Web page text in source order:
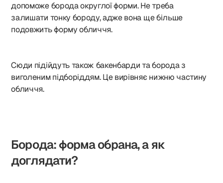
допоможе борода округлої форми. Не треба
залишати тонку бороду, адже вона ще більше
подовжить форму обличчя.
Сюди підійдуть також бакенбарди та борода з
виголеним підборіддям. Це вирівняє нижню частину
обличчя.
Борода: форма обрана, а як
доглядати?